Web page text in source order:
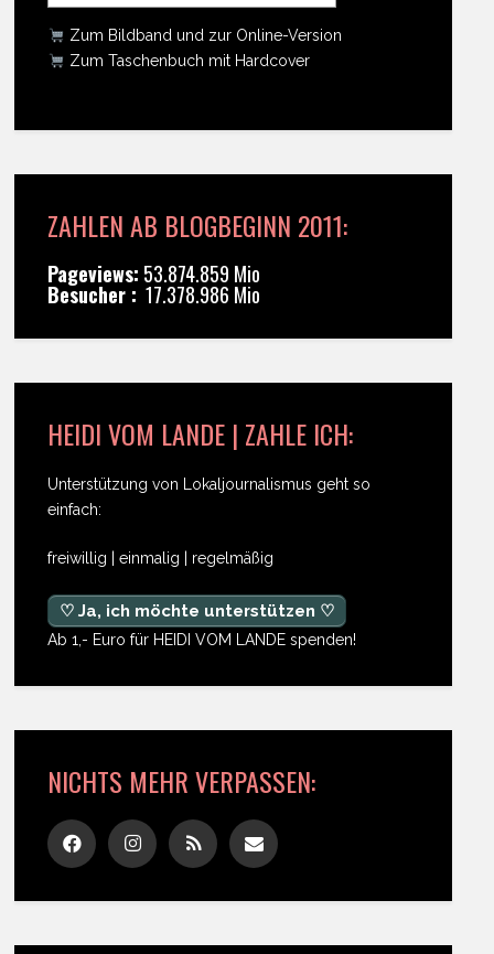
Zum Bildband und zur Online-Version
Zum Taschenbuch mit Hardcover
ZAHLEN AB BLOGBEGINN 2011:
Pageviews: 53.874.859 Mio
Besucher : 17.378.986 Mio
HEIDI VOM LANDE | ZAHLE ICH:
Unterstützung von Lokaljournalismus geht so
einfach:
freiwillig | einmalig | regelmäßig
♡ Ja, ich möchte unterstützen ♡
Ab 1,- Euro für HEIDI VOM LANDE spenden!
NICHTS MEHR VERPASSEN: